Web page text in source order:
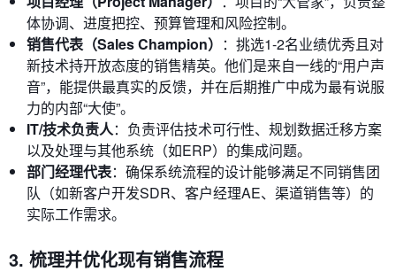
体协调、进度把控、预算管理和风险控制。
销售代表（Sales Champion） ：挑选1-2名业绩优秀且对
新技术持开放态度的销售精英。他们是来自一线的“用户声
音”，能提供最真实的反馈，并在后期推广中成为最有说服
力的内部“大使”。
IT/技术负责人：负责评估技术可行性、规划数据迁移方案
以及处理与其他系统（如ERP）的集成问题。
部门经理代表：确保系统流程的设计能够满足不同销售团
队（如新客户开发SDR、客户经理AE、渠道销售等）的
实际工作需求。
3. 梳理并优化现有销售流程